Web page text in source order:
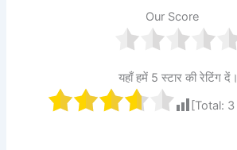
Our Score
यहाँ हमें 5 स्टार की रेटिंग दें।
[Total: 3